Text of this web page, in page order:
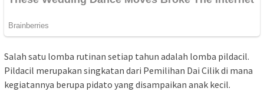
Salah satu lomba rutinan setiap tahun adalah lomba pildacil.
Pildacil merupakan singkatan dari Pemilihan Dai Cilik di mana
kegiatannya berupa pidato yang disampaikan anak kecil.